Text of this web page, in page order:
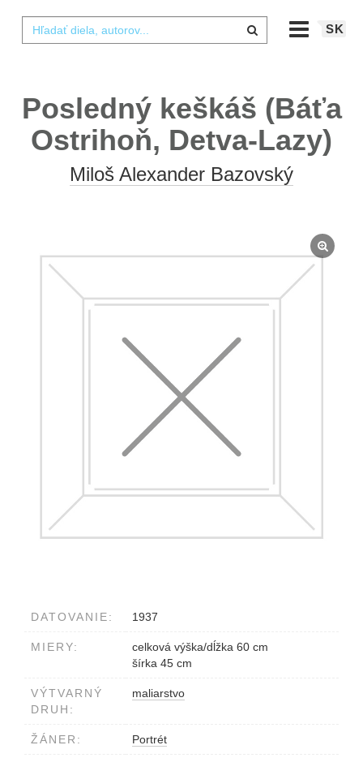
SK
Posledný keškáš (Báťa
Ostrihoň, Detva-Lazy)
Miloš Alexander Bazovský
DATOVANIE: 1937
MIERY:
celková výška/dĺžka 60 cm
šírka 45 cm
VÝTVARNÝ
DRUH:
maliarstvo
ŽÁNER: Portrét